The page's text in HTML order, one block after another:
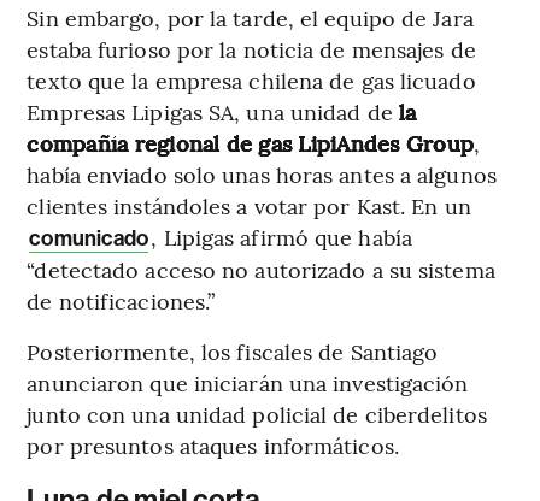
Sin embargo, por la tarde, el equipo de Jara
estaba furioso por la noticia de mensajes de
texto que la empresa chilena de gas licuado
Empresas Lipigas SA, una unidad de la
compañía regional de gas LipiAndes Group,
había enviado solo unas horas antes a algunos
clientes instándoles a votar por Kast. En un
comunicado, Lipigas afirmó que había
“detectado acceso no autorizado a su sistema
de notificaciones.”
Posteriormente, los fiscales de Santiago
anunciaron que iniciarán una investigación
junto con una unidad policial de ciberdelitos
por presuntos ataques informáticos.